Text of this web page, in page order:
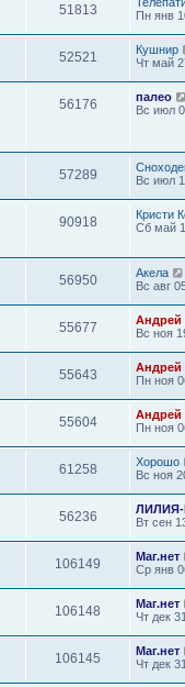
51813
Пн янв
52521
Кушнир
Чт май
56176
палео
Вс июл
57289
Вс июл
90918
Кристи
Сб май
56950
Акела
Вс авг
55677
Андрей
Вс ноя
55643
Андрей
Пн ноя
55604
Андрей
Пн ноя
61258
Хорошо
Вс ноя
56236
ЛИЛИЯ-
Вт сен
106149
Маг.нет
Ср янв
106148
Маг.нет
Чт дек
106145
Маг.нет
Чт дек